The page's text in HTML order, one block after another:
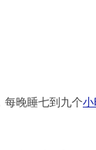
每晚睡七到九个